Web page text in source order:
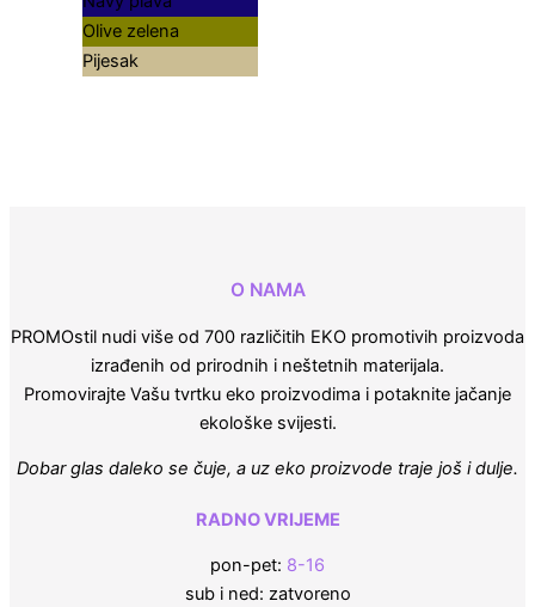
Olive zelena
Pijesak
O NAMA
PROMOstil nudi više od 700 različitih EKO promotivih proizvoda
izrađenih od prirodnih i neštetnih materijala.
Promovirajte Vašu tvrtku eko proizvodima i potaknite jačanje
ekološke svijesti.
Dobar glas daleko se čuje, a uz eko proizvode traje još i dulje.
RADNO VRIJEME
pon-pet: 8-16
sub i ned: zatvoreno